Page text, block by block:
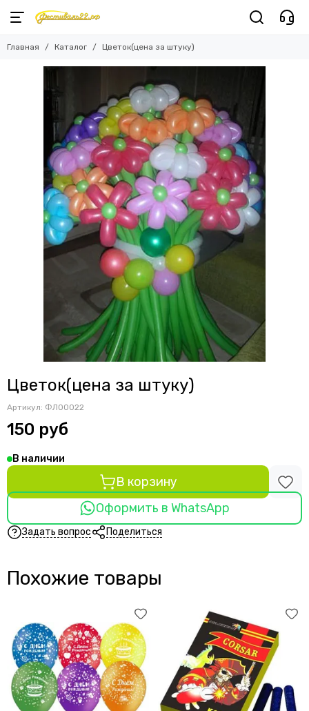
Главная Каталог Цветок(цена за штуку)
Цветок(цена за штуку)
Артикул: ФЛ00022
150 руб
В наличии
В корзину
Оформить в WhatsApp
Задать вопрос Поделиться
Похожие товары